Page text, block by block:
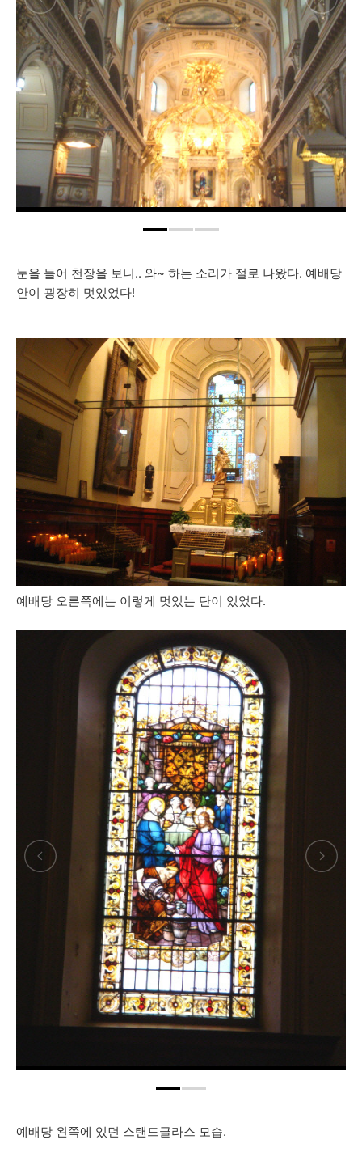
눈을 들어 천장을 보니.. 와~ 하는 소리가 절로 나왔다. 예배당
안이 굉장히 멋있었다!
예배당 오른쪽에는 이렇게 멋있는 단이 있었다.
예배당 왼쪽에 있던 스탠드글라스 모습.